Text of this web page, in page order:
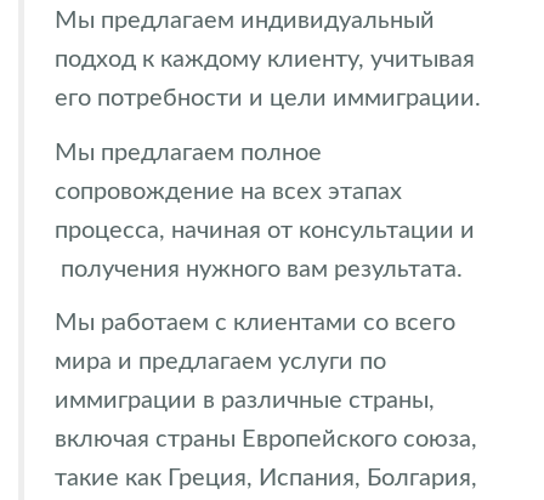
Мы предлагаем индивидуальный
подход к каждому клиенту, учитывая
его потребности и цели иммиграции.
Мы предлагаем полное
сопровождение на всех этапах
процесса, начиная от консультации и
получения нужного вам результата.
Мы работаем с клиентами со всего
мира и предлагаем услуги по
иммиграции в различные страны,
включая страны Европейского союза,
такие как Греция, Испания, Болгария,